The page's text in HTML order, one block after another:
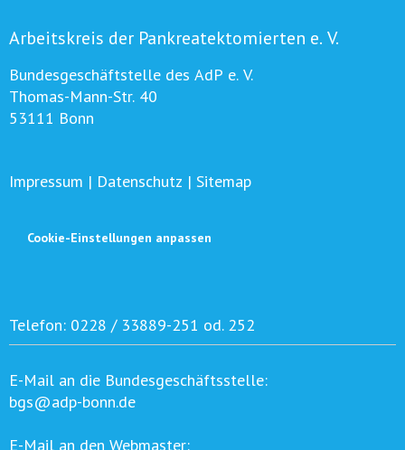
Arbeitskreis der Pankreatektomierten e. V.
Bundesgeschäftstelle des AdP e. V.
Thomas-Mann-Str. 40
53111 Bonn
Impressum | Datenschutz | Sitemap
Cookie-Einstellungen anpassen
Telefon: 0228 / 33889-251 od. 252
E-Mail an die Bundesgeschäftsstelle:
bgs@adp-bonn.de
E-Mail an den Webmaster: